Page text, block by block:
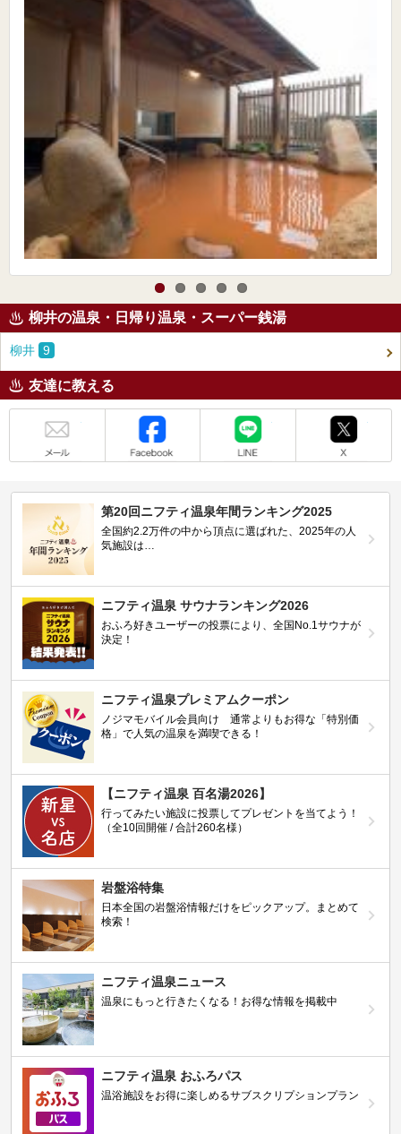
柳井の温泉・日帰り温泉・スーパー銭湯
柳井 9
友達に教える
第20回ニフティ温泉年間ランキング2025
全国約2.2万件の中から頂点に選ばれた、2025年の人
気施設は…
ニフティ温泉 サウナランキング2026
おふろ好きユーザーの投票により、全国No.1サウナが
決定！
ニフティ温泉プレミアムクーポン
ノジマモバイル会員向け 通常よりもお得な「特別価
格」で人気の温泉を満喫できる！
【ニフティ温泉 百名湯2026】
行ってみたい施設に投票してプレゼントを当てよう！
（全10回開催 / 合計260名様）
岩盤浴特集
日本全国の岩盤浴情報だけをピックアップ。まとめて
検索！
ニフティ温泉ニュース
温泉にもっと行きたくなる！お得な情報を掲載中
ニフティ温泉 おふろパス
温浴施設をお得に楽しめるサブスクリプションプラン